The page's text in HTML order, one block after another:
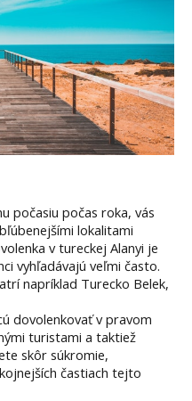
počasiu počas roka, vás
lokalitami
v tureckej Alanyi je
vyhľadávajú veľmi často.
napríklad Turecko Belek,
dovolenkovať v pravom
turistami a taktiež
skôr súkromie,
častiach tejto